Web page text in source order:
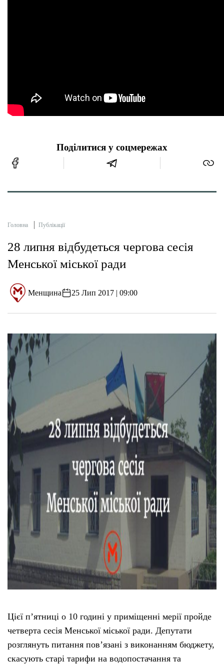
Поділитися у соцмережах
Головна Публікації
28 липня відбудеться чергова сесія
Менської міської ради
Менщина 25 Лип 2017 | 09:00
Цієї п’ятниці о 10 годині у приміщенні мерії пройде
четверта сесія Менської міської ради. Депутати
розглянуть питання пов’язані з виконанням бюджету,
скасують старі тарифи на водопостачання та